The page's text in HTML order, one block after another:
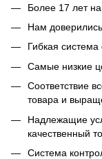
Более 17 лет
Нам
Гибкая система
Самые низкие
Соответствие
товара и
Надлежащие
качественный
Система